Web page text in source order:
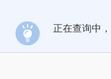
正在查询中